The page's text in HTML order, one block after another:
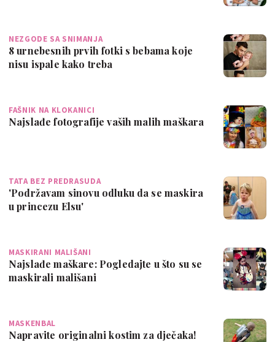
NEZGODE SA SNIMANJA
8 urnebesnih prvih fotki s bebama koje
nisu ispale kako treba
FAŠNIK NA KLOKANICI
Najslađe fotografije vaših malih maškara
TATA BEZ PREDRASUDA
'Podržavam sinovu odluku da se maskira
u princezu Elsu'
MASKIRANI MALIŠANI
Najslađe maškare: Pogledajte u što su se
maskirali mališani
MASKENBAL
Napravite originalni kostim za dječaka!